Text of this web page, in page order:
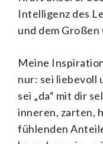
Intelligenz des
und dem Großen
Meine
nur: sei liebevoll
sei „da“ mit dir
inneren, zarten,
fühlenden